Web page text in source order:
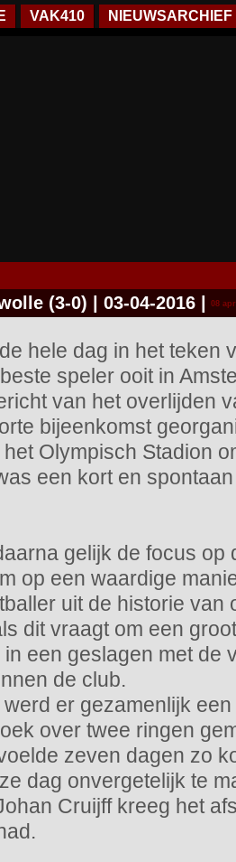
VAK410 NIEUWSARCHIEF
(3-0) | 03-04-2016 08
hele dag in het teken
speler ooit in
van het overlijden
bijeenkomst
Olympisch Stadion
een kort en
gelijk de focus op
op een waardige
uit de historie van
dit vraagt om een
een geslagen met de
de club.
er gezamenlijk
over twee ringen
zeven dagen zo
dag onvergetelijk te
Cruijff kreeg het